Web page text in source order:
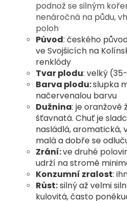
podnož se silným
nenáročná na půdu,
poloh
Původ: českého
ve Svojšicích na
renklódy
Tvar plodu: velký
Barva plodu:slupka
načervenalou barvu
Dužnina: je oranžově
šťavnatá. Chuť je
nasládlá, aromatická,
malá a dobře se
Zrání:ve druhé
udrží na stromě
Konzumní zralost:
Růst:silný až velmi
kulovitá, často